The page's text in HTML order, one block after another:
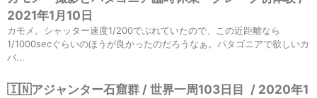
2021年1月10日
カモメ。シャッター速度1/200でぶれていたので、この近距離なら
1/1000secぐらいのほうが良かったのだろうなぁ。パタゴニアで欲しいカ
バ...
🇮🇳アジャンター石窟群 / 世界一周103日目 / 2020年1